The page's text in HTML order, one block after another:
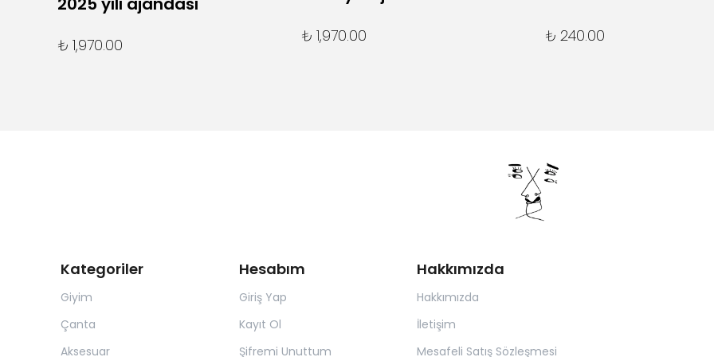
₺ 1,970.00 ₺ 1,970.00 ₺ 240.00
Kategoriler
Giyim
Çanta
Aksesuar
Hesabım
Giriş Yap
Kayıt Ol
Şifremi Unuttum
Hakkımızda
Hakkımızda
İletişim
Mesafeli Satış Sözleşmesi